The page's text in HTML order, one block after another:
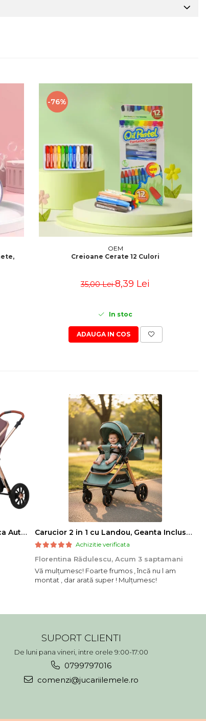
-76%
OEM
Creioane Cerate 12 Culori
35,00 Lei8,39 Lei
In stoc
ADAUGA IN COS
Carucior 3 in 1, Landou Inclus, Scoica Auto, Reversibil, Pliabil, Cadru din Aluminiu, 0-36 luni, ROZ PRAFUIT Carucior 2 in 1 cu Landou, Geanta Inclusa, Cadru de Aluminiu, Roti Pivotante 360 si Suport Pahar, 0-36 Luni, TURCOAZ
Achizitie verificata
Florentina Rădulescu, Acum 3 saptamani
Vă mulțumesc! Foarte frumos , încă nu l am
montat , dar arată super ! Mulțumesc!
SUPORT CLIENTI
De luni pana vineri, intre orele 9:00-17:00
0799797016
comenzi@jucariilemele.ro